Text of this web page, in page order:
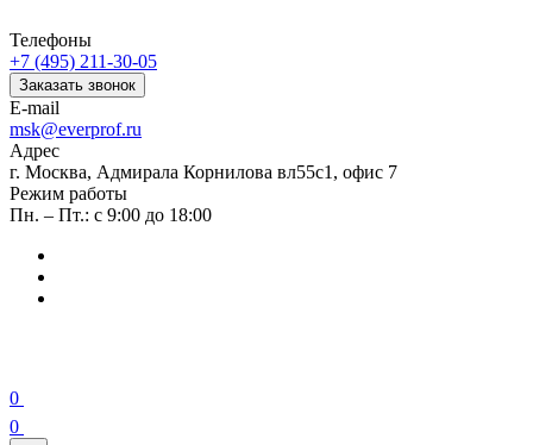
Телефоны
+7 (495) 211-30-05
Заказать звонок
E-mail
msk@everprof.ru
Адрес
г. Москва, Адмирала Корнилова вл55с1, офис 7
Режим работы
Пн. – Пт.: с 9:00 до 18:00
0
0